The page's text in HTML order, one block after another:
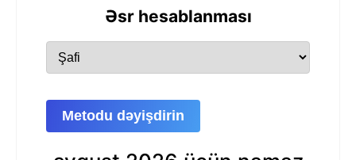
Əsr hesablanması
Metodu dəyişdirin